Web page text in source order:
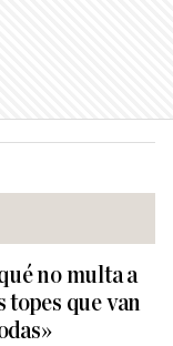
no multa a
topes que van